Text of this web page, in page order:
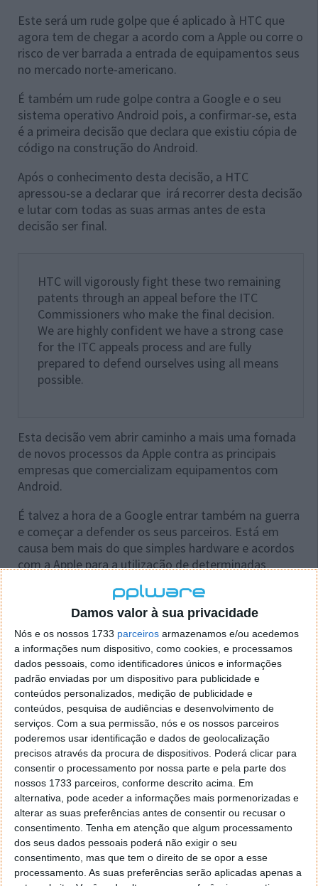
Damos valor à sua privacidade
Nós e os nossos 1733 parceiros armazenamos e/ou acedemos
a informações num dispositivo, como cookies, e processamos
dados pessoais, como identificadores únicos e informações
padrão enviadas por um dispositivo para publicidade e
conteúdos personalizados, medição de publicidade e
conteúdos, pesquisa de audiências e desenvolvimento de
serviços. Com a sua permissão, nós e os nossos parceiros
poderemos usar identificação e dados de geolocalização
precisos através da procura de dispositivos. Poderá clicar para
consentir o processamento por nossa parte e pela parte dos
nossos 1733 parceiros, conforme descrito acima. Em
alternativa, pode aceder a informações mais pormenorizadas e
alterar as suas preferências antes de consentir ou recusar o
consentimento. Tenha em atenção que algum processamento
dos seus dados pessoais poderá não exigir o seu
consentimento, mas que tem o direito de se opor a esse
processamento. As suas preferências serão aplicadas apenas a
Este será um rude golpe que é aplicado à HTC que
agora tem de chegar a acordo com a Apple ou corre o
risco de ver barrada a entrada de equipamentos seus
no mercado norte-americano.
É também um rude golpe contra a Google e o seu
sistema operativo Android pois, a confirmar-se, esta
é a primeira decisão que declara que existiu cópia de
código na construção do Android.
Após o conhecimento desta decisão, a HTC
apressou-se a declarar que irá recorrer desta decisão
e lutar com todas as suas armas antes de esta
decisão ser final.
HTC will vigorously fight these two remaining
patents through an appeal before the ITC
Commissioners who make the final decision.
We are highly confident we have a strong case
for the ITC appeals process and are fully
prepared to defend ourselves using all means
possible.
Esta decisão vem abrir caminho a mais uma fornada
de novos processos da Apple contra as principais
empresas que comercializam equipamentos com
Android.
É talvez a hora de a Google entrar também na guerra
e começar a defender os seus parceiros. Está em
causa bem mais do que simples hardware e acordos
com a Apple para a utilização de determinadas
a continuidade do próprio Android.
Este artigo tem mais de um ano
Acompanhe o Pplware no Google Notícias
Proponha uma correção, faça uma sugestão
Autor:Pedro Simões
PRÓXIMO ARTIGO